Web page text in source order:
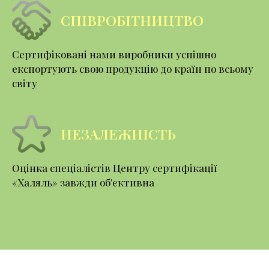
СПІВРОБІТНИЦТВО
Сертифіковані нами виробники успішно
експортують свою продукцію до країн по всьому
світу
НЕЗАЛЕЖНІСТЬ
Оцінка спеціалістів Центру сертифікації
«Халяль» завжди об'єктивна